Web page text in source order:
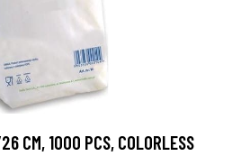
CM, 1000 PCS, COLORLESS